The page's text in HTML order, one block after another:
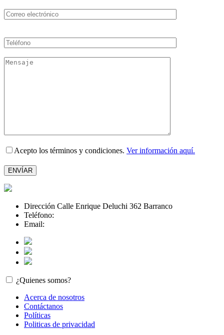
Acepto los términos y condiciones. Ver información aquí.
leave
this
field
Dirección Calle Enrique Deluchi 362 Barranco
Teléfono:
Email:
¿Quienes somos?
Acerca de nosotros
Contáctanos
Políticas
Politicas de privacidad